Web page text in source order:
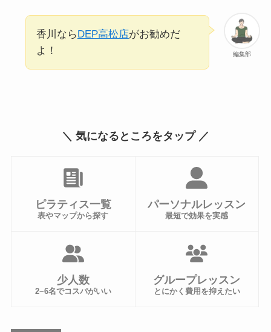
編集部
香川ならDEP高松店がお勧めだ
よ！
＼ 気になるところをタップ ／
ピラティス一覧
表やマップから探す
パーソナルレッスン
最短で効果を実感
少人数
2~6名でコスパがいい
グループレッスン
とにかく費用を抑えたい